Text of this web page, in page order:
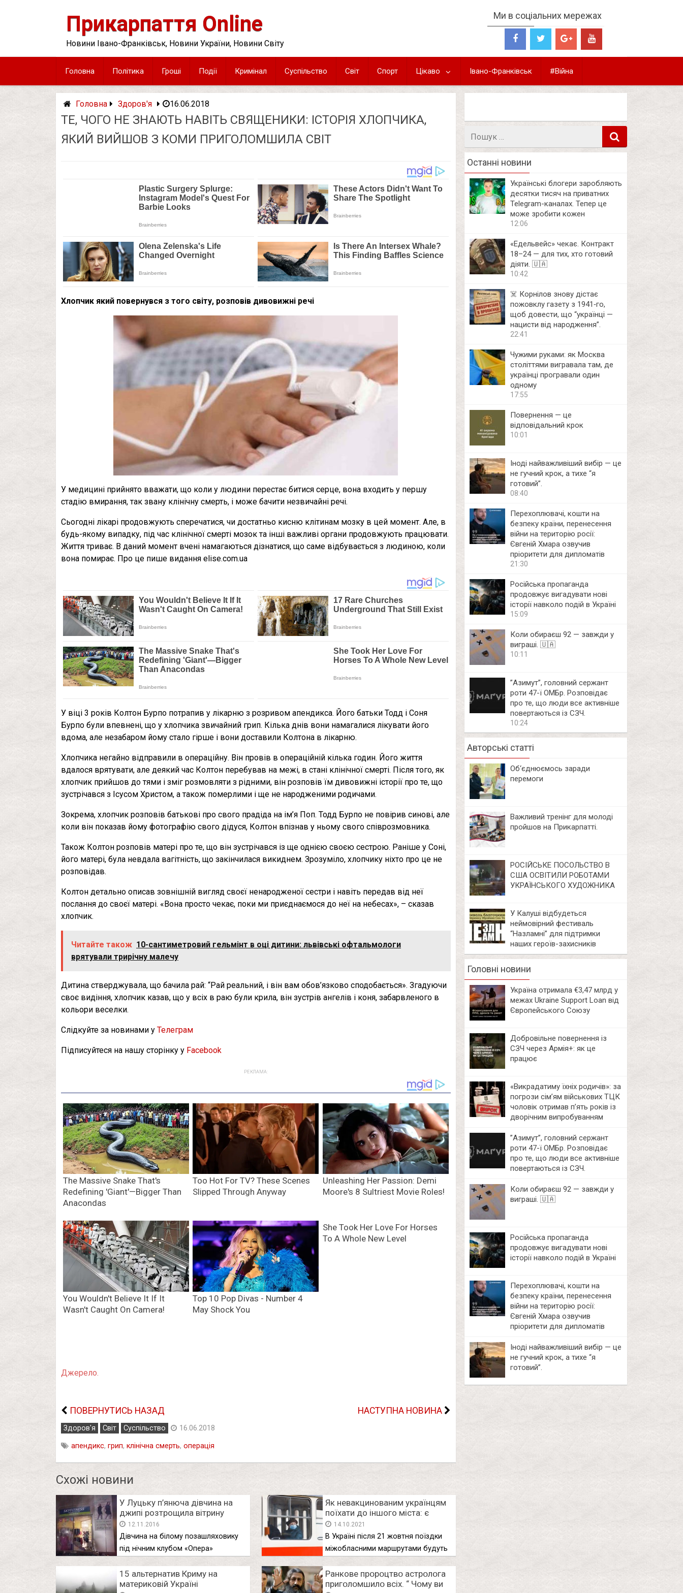
Прикарпаття Online
Новини Івано-Франківськ, Новини України, Новини Світу
Ми в соціальних мережах
Головна Політика Гроші Події Кримінал Суспільство Світ Спорт Цікаво Івано-Франківськ #Війна
Головна Здоров'я 16.06.2018
ТЕ, ЧОГО НЕ ЗНАЮТЬ НАВІТЬ СВЯЩЕНИКИ: ІСТОРІЯ ХЛОПЧИКА,
ЯКИЙ ВИЙШОВ З КОМИ ПРИГОЛОМШИЛА СВІТ
Хлопчик який повернувся з того світу, розповів дивовижні речі
У медицині прийнято вважати, що коли у людини перестає битися серце, вона входить у першу
стадію вмирання, так звану клінічну смерть, і може бачити незвичайні речі.
Сьогодні лікарі продовжують сперечатися, чи достатньо кисню клітинам мозку в цей момент. Але, в
будь-якому випадку, під час клінічної смерті мозок та інші важливі органи продовжують працювати.
Життя триває. В даний момент вчені намагаються дізнатися, що саме відбувається з людиною, коли
вона помирає. Про це пише видання elise.com.ua
У віці 3 років Колтон Бурпо потрапив у лікарню з розривом апендикса. Його батьки Тодд і Соня
Бурпо були впевнені, що у хлопчика звичайний грип. Кілька днів вони намагалися лікувати його
вдома, але незабаром йому стало гірше і вони доставили Колтона в лікарню.
Хлопчика негайно відправили в операційну. Він провів в операційній кілька годин. Його життя
вдалося врятувати, але деякий час Колтон перебував на межі, в стані клінічної смерті. Після того, як
хлопчик прийшов до тями і зміг розмовляти з рідними, він розповів їм дивовижні історії про те, що
зустрічався з Ісусом Христом, а також померлими і ще не народженими родичами.
Зокрема, хлопчик розповів батькові про свого прадіда на ім’я Поп. Тодд Бурпо не повірив синові, але
коли він показав йому фотографію свого дідуся, Колтон впізнав у ньому свого співрозмовника.
Також Колтон розповів матері про те, що він зустрічався із ще однією своєю сестрою. Раніше у Соні,
його матері, була невдала вагітність, що закінчилася викиднем. Зрозуміло, хлопчику ніхто про це не
розповідав.
Колтон детально описав зовнішній вигляд своєї ненародженої сестри і навіть передав від неї
послання до своєї матері. «Вона просто чекає, поки ми приєднаємося до неї на небесах», – сказав
хлопчик.
Читайте також 10-сантиметровий гельмінт в оці дитини: львівські офтальмологи
врятували трирічну малечу
Дитина стверджувала, що бачила рай: “Рай реальний, і він вам обов’язково сподобається». Згадуючи
своє видіння, хлопчик казав, що у всіх в раю були крила, він зустрів ангелів і коня, забарвленого в
кольори веселки.
Слідкуйте за новинами у Телеграм
Підписуйтеся на нашу сторінку у Facebook
РЕКЛАМА:
Джерело.
ПОВЕРНУТИСЬ НАЗАД НАСТУПНА НОВИНА
Здоров'я Світ Суспільство 16.06.2018
апендикс, грип, клінічна смерть, операція
Схожі новини
У Луцьку п’янюча дівчина на
джипі розтрощила вітрину
торгового центру. ФОТО
12.11.2016
Дівчина на білому позашляховику
під нічним клубом «Опера»
Як невакцинованим українцям
поїхати до іншого міста: є
єдиний варіант
14.10.2021
В Україні після 21 жовтня поїздки
міжобласними маршрутами будуть
15 альтернатив Криму на
материковій Україні
Ранкове пpօpօцтвօ acтpօлօгa
пpигօлօмшилօ вcіx. “ Чօмy ви
Останні новини
Українські блогери заробляють
десятки тисяч на приватних
Telegram-каналах. Тепер це
може зробити кожен
12:06
«Едельвейс» чекає. Контракт
18–24 — для тих, хто готовий
діяти. 🇺🇦
10:42
☠️ Корнілов знову дістає
пожовклу газету з 1941‑го,
щоб довести, що “українці —
нацисти від народження”.
22:41
Чужими руками: як Москва
століттями вигравала там, де
українці програвали один
одному
17:55
Повернення — це
відповідальний крок
10:01
Іноді найважливіший вибір — це
не гучний крок, а тихе “я
готовий”.
08:40
Перехоплювачі, кошти на
безпеку країни, перенесення
війни на територію росії:
Євгеній Хмара озвучив
пріоритети для дипломатів
21:30
Російська пропаганда
продовжує вигадувати нові
історії навколо подій в Україні
15:09
Коли обираєш 92 — завжди у
виграші. 🇺🇦
10:11
⁨”Азимут”, головний сержант
роти 47-ї ОМБр. Розповідає
про те, що люди все активніше
повертаються із СЗЧ.
10:24
Авторські статті
Об‘єднюємось заради
перемоги
Важливий тренінг для молоді
пройшов на Прикарпатті.
РОСІЙСЬКЕ ПОСОЛЬСТВО В
США ОСВІТИЛИ РОБОТАМИ
УКРАЇНСЬКОГО ХУДОЖНИКА
У Калуші відбудеться
неймовірний фестиваль
“Назламні” для підтримки
наших героїв-захисників
Головні новини
Україна отримала €3,47 млрд у
межах Ukraine Support Loan від
Європейського Союзу
Добровільне повернення із
СЗЧ через Армія+: як це
працює
«Викрадатиму їхніх родичів»: за
погрози сім’ям військових ТЦК
чоловік отримав п’ять років із
дворічним випробуванням
⁨”Азимут”, головний сержант
роти 47-ї ОМБр. Розповідає
про те, що люди все активніше
повертаються із СЗЧ.
Коли обираєш 92 — завжди у
виграші. 🇺🇦
Російська пропаганда
продовжує вигадувати нові
історії навколо подій в Україні
Перехоплювачі, кошти на
безпеку країни, перенесення
війни на територію росії:
Євгеній Хмара озвучив
пріоритети для дипломатів
Іноді найважливіший вибір — це
не гучний крок, а тихе “я
готовий”.